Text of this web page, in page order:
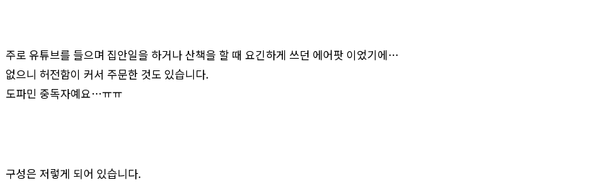
주로 유튜브를 들으며 집안일을 하거나 산책을 할 때 요긴하게 쓰던 에어팟 이었기에…
없으니 허전함이 커서 주문한 것도 있습니다.
도파민 중독자예요…ㅠㅠ
구성은 저렇게 되어 있습니다.